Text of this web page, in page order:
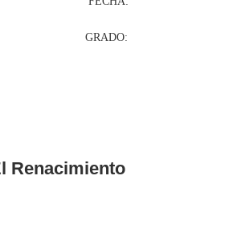
GRADO:
Renacimiento